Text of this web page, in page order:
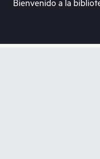
Bienvenido a la